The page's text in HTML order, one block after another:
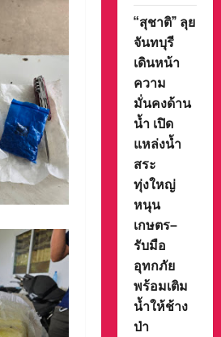
“สุชาติ” ลุย
จันทบุรี
เดินหน้า
ความ
มั่นคงด้าน
น้ำ เปิด
แหล่งน้ำ
สระ
ทุ่งใหญ่
หนุน
เกษตร–
รับมือ
อุทกภัย
พร้อมเติม
น้ำให้ช้าง
ป่า